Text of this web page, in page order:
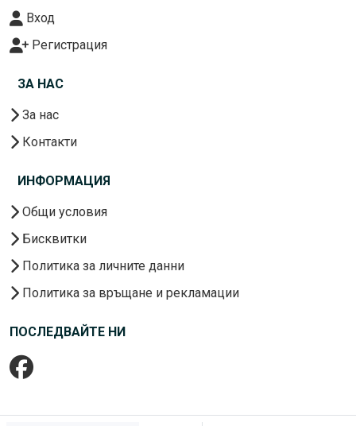
Вход
Регистрация
ЗА НАС
За нас
Контакти
ИНФОРМАЦИЯ
Общи условия
Бисквитки
Политика за личните данни
Политика за връщане и рекламации
ПОСЛЕДВАЙТЕ НИ